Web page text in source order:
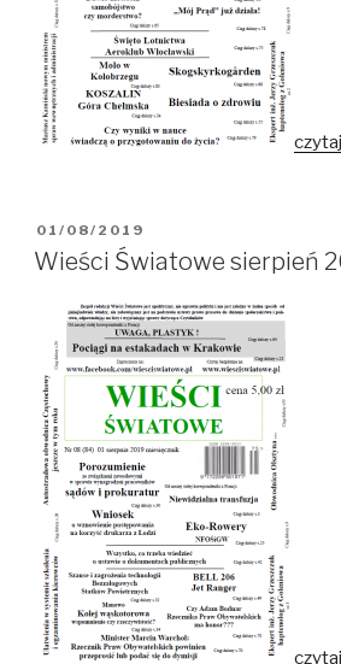
czytaj
OPUBLIKOWANE
W
01/08/2019
Wieści Światowe sierpień
czytaj